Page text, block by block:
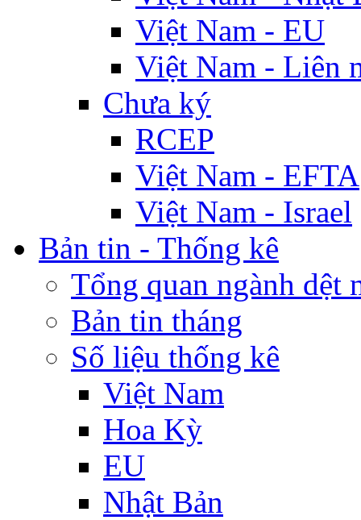
Việt Nam - EU
Việt Nam - Liên
Chưa ký
RCEP
Việt Nam - EFTA
Việt Nam - Israel
Bản tin - Thống kê
Tổng quan ngành dệt
Bản tin tháng
Số liệu thống kê
Việt Nam
Hoa Kỳ
EU
Nhật Bản